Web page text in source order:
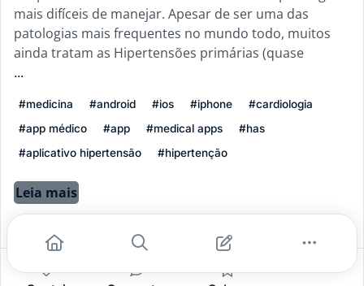
mais difíceis de manejar. Apesar de ser uma das
patologias mais frequentes no mundo todo, muitos
ainda tratam as Hipertensões primárias (quase
...
#medicina #android #ios #iphone
#cardiologia
#app médico
#app #medical apps
#has
#aplicativo hipertensão
#hipertenção
Leia mais